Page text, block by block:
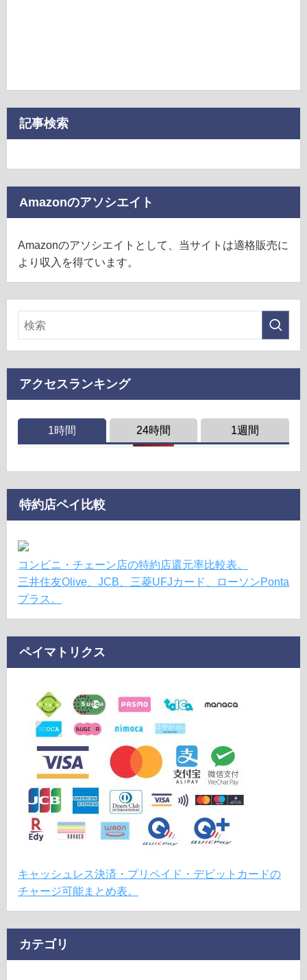
記事検索
Amazonのアソシエイト
Amazonのアソシエイトとして、当サイトは適格販売に
より収入を得ています。
アクセスランキング
1時間 24時間 1週間
特約店ペイ比較
コンビニ・チェーン店の特約店還元率比較表。
三井住友Olive、JCB、三菱UFJカード、ローソンPonta
プラス。
ペイマトリクス
キャッシュレス決済・プリペイド・デビットカードの
チャージ可能まとめ表。
カテゴリ